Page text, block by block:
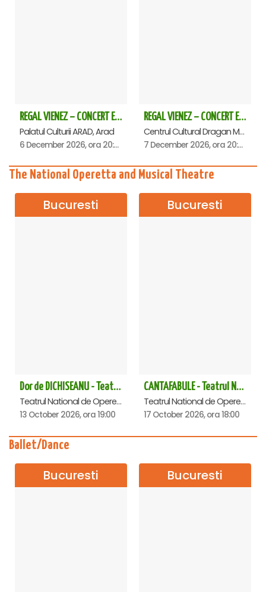
REGAL VIENEZ – CONCERT EXTRAORDINAR DE CRACIUN - Arad
Palatul Culturii ARAD, Arad
6 December 2026, ora 20:00
REGAL VIENEZ – CONCERT EXTRAORDINAR DE CRACIUN - Deva
Centrul Cultural Dragan Muntean, Deva
7 December 2026, ora 20:00
The National Operetta and Musical Theatre
Bucuresti
Dor de DICHISEANU - Teatrul Național de Operetă și Musical „Ion Dacian"
Teatrul National de Opereta si Musical Ion Dacian, Bucuresti
13 October 2026, ora 19:00
Bucuresti
CANTAFABULE - Teatrul National de Opereta si Musical
Teatrul National de Opereta si Musical Ion Dacian, Bucuresti
17 October 2026, ora 18:00
Ballet/Dance
Bucuresti Bucuresti